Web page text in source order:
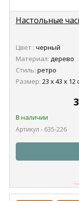
Настольные
Цвет : черный
Материал: дерево
Стиль: ретро
Размер: 23 х 43 х 12
В наличии
Артикул - 635-226